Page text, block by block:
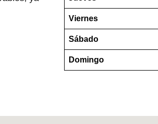
Viernes
Sábado
Domingo